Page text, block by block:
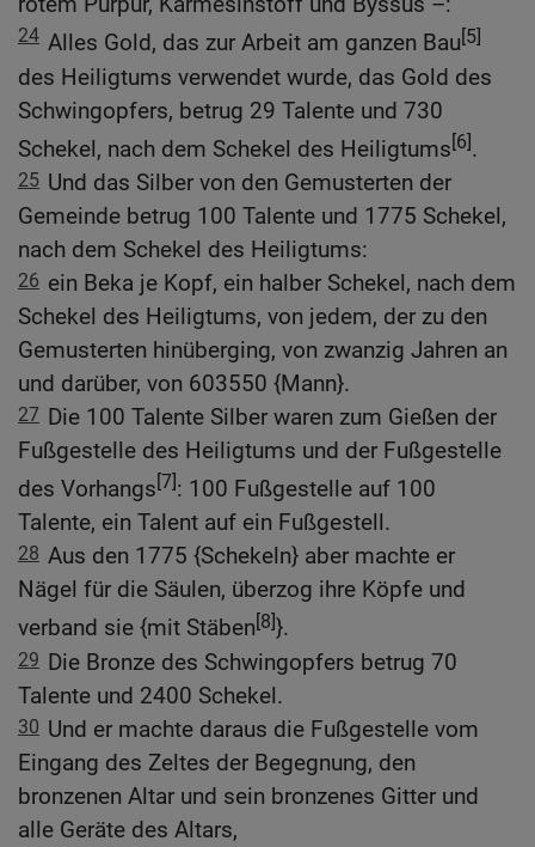
24 Alles Gold, das zur Arbeit am ganzen Bau[5]
des Heiligtums verwendet wurde, das Gold des
Schwingopfers, betrug 29 Talente und 730
Schekel, nach dem Schekel des Heiligtums[6].
25 Und das Silber von den Gemusterten der
Gemeinde betrug 100 Talente und 1775 Schekel,
nach dem Schekel des Heiligtums:
26 ein Beka je Kopf, ein halber Schekel, nach dem
Schekel des Heiligtums, von jedem, der zu den
Gemusterten hinüberging, von zwanzig Jahren an
und darüber, von 603550 {Mann}.
27 Die 100 Talente Silber waren zum Gießen der
Fußgestelle des Heiligtums und der Fußgestelle
des Vorhangs[7]: 100 Fußgestelle auf 100
Talente, ein Talent auf ein Fußgestell.
28 Aus den 1775 {Schekeln} aber machte er
Nägel für die Säulen, überzog ihre Köpfe und
verband sie {mit Stäben[8]}.
29 Die Bronze des Schwingopfers betrug 70
Talente und 2400 Schekel.
30 Und er machte daraus die Fußgestelle vom
Eingang des Zeltes der Begegnung, den
bronzenen Altar und sein bronzenes Gitter und
alle Geräte des Altars,